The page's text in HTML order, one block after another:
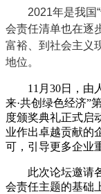
2021年是我国
会责任清单也在逐
富裕、到社会主义
地位。
11月30日，由
来·共创绿色经济”
度颁奖典礼正式启
业作出卓越贡献的
可，引导更多企业
此次论坛邀请
会责任主题的基础